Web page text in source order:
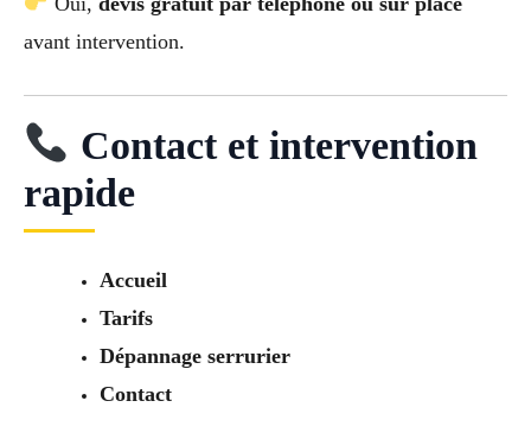
avant intervention.
Contact et intervention
rapide
Accueil
Tarifs
Dépannage serrurier
Contact